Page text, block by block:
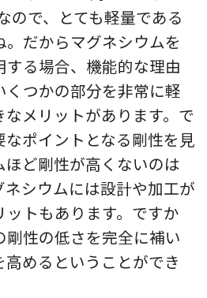
ので、とても軽量である
。だからマグネシウムを
る場合、機能的な理由
つかの部分を非常に軽
なメリットがあります。で
ポイントとなる剛性を見
ど剛性が高くないのは
シウムには設計や加工が
ットもあります。ですか
剛性の低さを完全に補い
めるということができ